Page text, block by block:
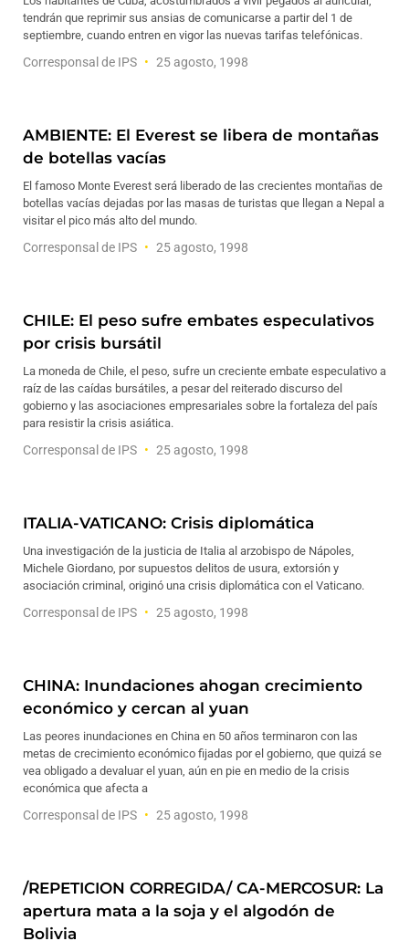
tendrán que reprimir sus ansias de comunicarse a partir del 1 de
septiembre, cuando entren en vigor las nuevas tarifas telefónicas.
Corresponsal de IPS 25 agosto, 1998
AMBIENTE: El Everest se libera de montañas
de botellas vacías
El famoso Monte Everest será liberado de las crecientes montañas de
botellas vacías dejadas por las masas de turistas que llegan a Nepal a
visitar el pico más alto del mundo.
Corresponsal de IPS 25 agosto, 1998
CHILE: El peso sufre embates especulativos
por crisis bursátil
La moneda de Chile, el peso, sufre un creciente embate especulativo a
raíz de las caídas bursátiles, a pesar del reiterado discurso del
gobierno y las asociaciones empresariales sobre la fortaleza del país
para resistir la crisis asiática.
Corresponsal de IPS 25 agosto, 1998
ITALIA-VATICANO: Crisis diplomática
Una investigación de la justicia de Italia al arzobispo de Nápoles,
Michele Giordano, por supuestos delitos de usura, extorsión y
asociación criminal, originó una crisis diplomática con el Vaticano.
Corresponsal de IPS 25 agosto, 1998
CHINA: Inundaciones ahogan crecimiento
económico y cercan al yuan
Las peores inundaciones en China en 50 años terminaron con las
metas de crecimiento económico fijadas por el gobierno, que quizá se
vea obligado a devaluar el yuan, aún en pie en medio de la crisis
económica que afecta a
Corresponsal de IPS 25 agosto, 1998
/REPETICION CORREGIDA/ CA-MERCOSUR: La
apertura mata a la soja y el algodón de
Bolivia